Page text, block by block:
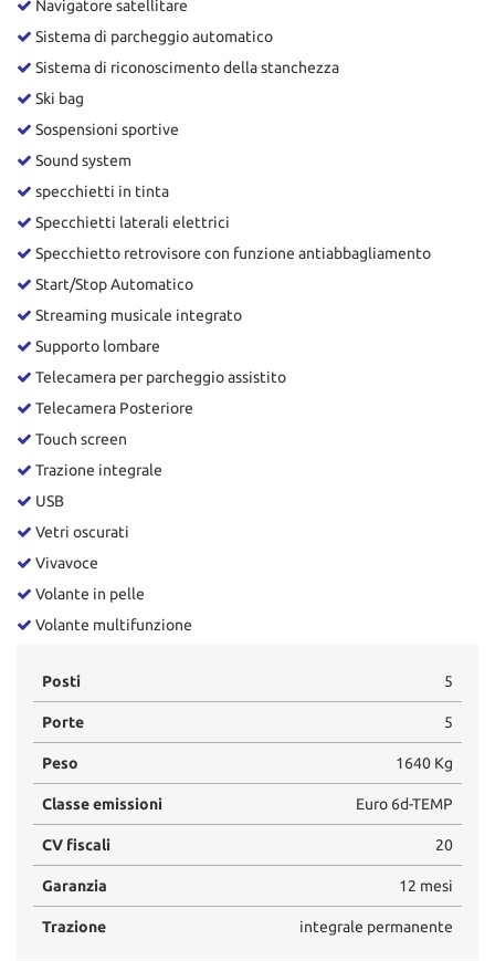
Navigatore satellitare
Sistema di parcheggio automatico
Sistema di riconoscimento della stanchezza
Ski bag
Sospensioni sportive
Sound system
specchietti in tinta
Specchietti laterali elettrici
Specchietto retrovisore con funzione antiabbagliamento
Start/Stop Automatico
Streaming musicale integrato
Supporto lombare
Telecamera per parcheggio assistito
Telecamera Posteriore
Touch screen
Trazione integrale
USB
Vetri oscurati
Vivavoce
Volante in pelle
Volante multifunzione
Posti 5
Porte 5
Peso 1640 Kg
Classe emissioni Euro 6d-TEMP
CV fiscali 20
Garanzia 12 mesi
Trazione integrale permanente